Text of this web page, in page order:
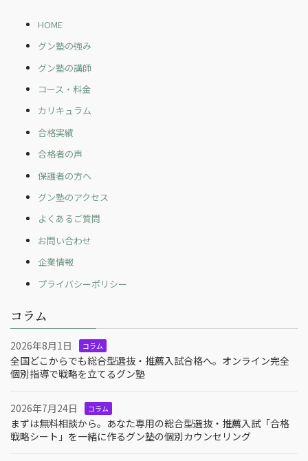
HOME
グン塾の強み
グン塾の講師
コース・料金
カリキュラム
合格実績
合格者の声
保護者の方へ
グン塾のアクセス
よくあるご質問
お問い合わせ
企業情報
プライバシーポリシー
コラム
2026年8月1日 コラム
全国どこからでも総合型選抜・推薦入試合格へ。オンライン完全
個別指導で戦略を立てるグン塾
2026年7月24日 コラム
まずは無料相談から。あなた専用の総合型選抜・推薦入試「合格
戦略シート」を一緒に作るグン塾の個別カウンセリング